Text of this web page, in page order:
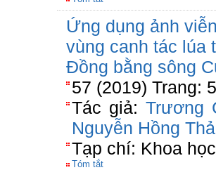
Ứng dụng ảnh
vùng canh tác lúa
Đồng bằng sông
57 (2019) Trang:
Tác giả: Trương
Nguyễn Hồng
Tạp chí: Khoa
Tóm tắt